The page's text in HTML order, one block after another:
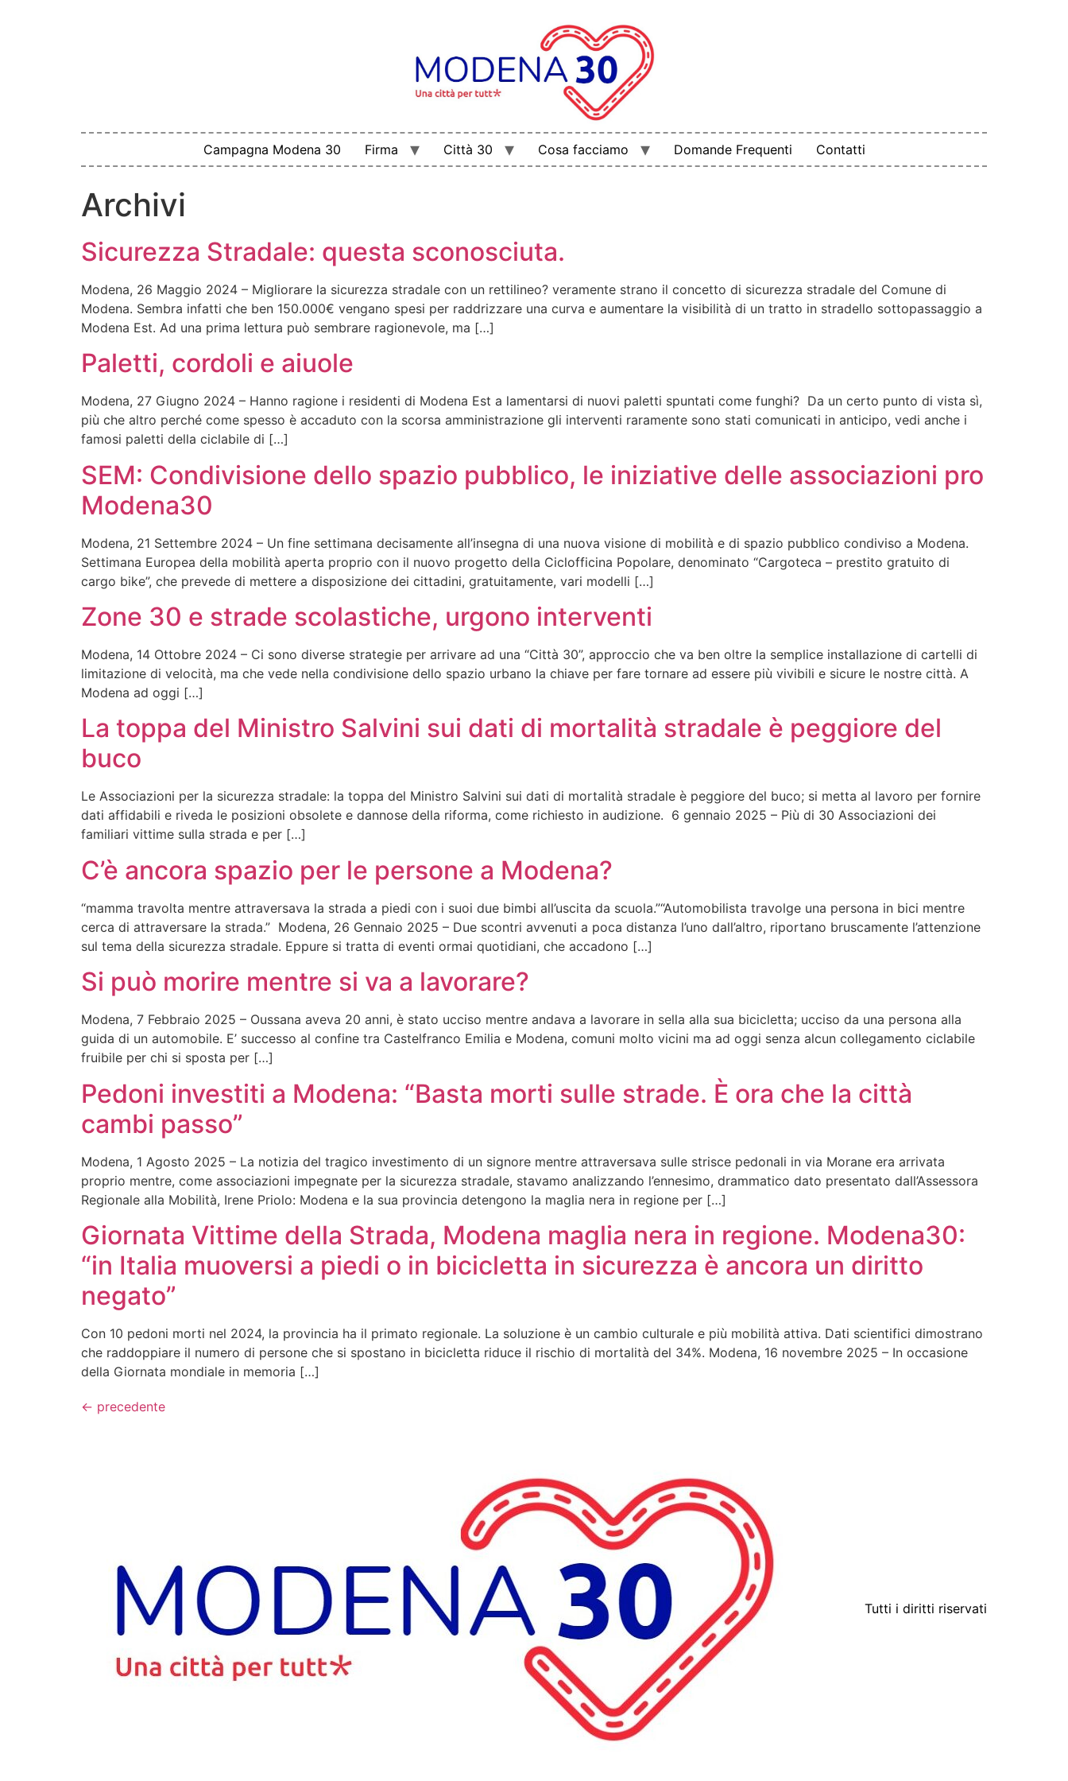
Campagna Modena 30 Firma Città 30 Cosa facciamo Domande Frequenti Contatti
Archivi
Sicurezza Stradale: questa sconosciuta.
Modena, 26 Maggio 2024 – Migliorare la sicurezza stradale con un rettilineo? veramente strano il concetto di sicurezza stradale del Comune di
Modena. Sembra infatti che ben 150.000€ vengano spesi per raddrizzare una curva e aumentare la visibilità di un tratto in stradello sottopassaggio a
Modena Est. Ad una prima lettura può sembrare ragionevole, ma […]
Paletti, cordoli e aiuole
Modena, 27 Giugno 2024 – Hanno ragione i residenti di Modena Est a lamentarsi di nuovi paletti spuntati come funghi? Da un certo punto di vista sì,
più che altro perché come spesso è accaduto con la scorsa amministrazione gli interventi raramente sono stati comunicati in anticipo, vedi anche i
famosi paletti della ciclabile di […]
SEM: Condivisione dello spazio pubblico, le iniziative delle associazioni pro
Modena30
Modena, 21 Settembre 2024 – Un fine settimana decisamente all’insegna di una nuova visione di mobilità e di spazio pubblico condiviso a Modena.
Settimana Europea della mobilità aperta proprio con il nuovo progetto della Ciclofficina Popolare, denominato “Cargoteca – prestito gratuito di
cargo bike”, che prevede di mettere a disposizione dei cittadini, gratuitamente, vari modelli […]
Zone 30 e strade scolastiche, urgono interventi
Modena, 14 Ottobre 2024 – Ci sono diverse strategie per arrivare ad una “Città 30”, approccio che va ben oltre la semplice installazione di cartelli di
limitazione di velocità, ma che vede nella condivisione dello spazio urbano la chiave per fare tornare ad essere più vivibili e sicure le nostre città. A
Modena ad oggi […]
La toppa del Ministro Salvini sui dati di mortalità stradale è peggiore del
buco
Le Associazioni per la sicurezza stradale: la toppa del Ministro Salvini sui dati di mortalità stradale è peggiore del buco; si metta al lavoro per fornire
dati affidabili e riveda le posizioni obsolete e dannose della riforma, come richiesto in audizione. 6 gennaio 2025 – Più di 30 Associazioni dei
familiari vittime sulla strada e per […]
C’è ancora spazio per le persone a Modena?
“mamma travolta mentre attraversava la strada a piedi con i suoi due bimbi all’uscita da scuola.”“Automobilista travolge una persona in bici mentre
cerca di attraversare la strada.” Modena, 26 Gennaio 2025 – Due scontri avvenuti a poca distanza l’uno dall’altro, riportano bruscamente l’attenzione
sul tema della sicurezza stradale. Eppure si tratta di eventi ormai quotidiani, che accadono […]
Si può morire mentre si va a lavorare?
Modena, 7 Febbraio 2025 – Oussana aveva 20 anni, è stato ucciso mentre andava a lavorare in sella alla sua bicicletta; ucciso da una persona alla
guida di un automobile. E’ successo al confine tra Castelfranco Emilia e Modena, comuni molto vicini ma ad oggi senza alcun collegamento ciclabile
fruibile per chi si sposta per […]
Pedoni investiti a Modena: “Basta morti sulle strade. È ora che la città
cambi passo”
Modena, 1 Agosto 2025 – La notizia del tragico investimento di un signore mentre attraversava sulle strisce pedonali in via Morane era arrivata
proprio mentre, come associazioni impegnate per la sicurezza stradale, stavamo analizzando l’ennesimo, drammatico dato presentato dall’Assessora
Regionale alla Mobilità, Irene Priolo: Modena e la sua provincia detengono la maglia nera in regione per […]
Giornata Vittime della Strada, Modena maglia nera in regione. Modena30:
“in Italia muoversi a piedi o in bicicletta in sicurezza è ancora un diritto
negato”
Con 10 pedoni morti nel 2024, la provincia ha il primato regionale. La soluzione è un cambio culturale e più mobilità attiva. Dati scientifici dimostrano
che raddoppiare il numero di persone che si spostano in bicicletta riduce il rischio di mortalità del 34%. Modena, 16 novembre 2025 – In occasione
della Giornata mondiale in memoria […]
← precedente
Tutti i diritti riservati